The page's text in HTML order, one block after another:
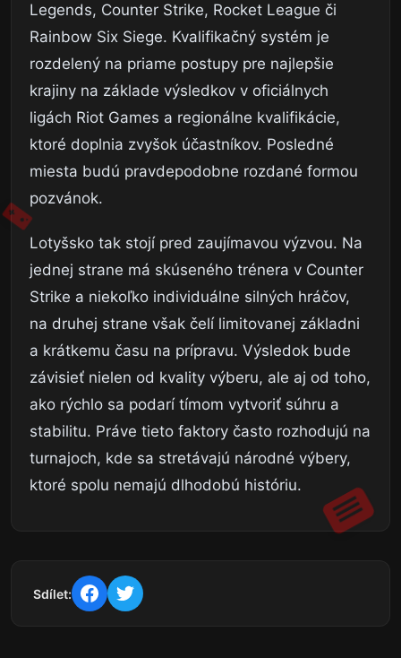
Legends, Counter Strike, Rocket League či
Rainbow Six Siege. Kvalifikačný systém je
rozdelený na priame postupy pre najlepšie
krajiny na základe výsledkov v oficiálnych
ligách Riot Games a regionálne kvalifikácie,
ktoré doplnia zvyšok účastníkov. Posledné
miesta budú pravdepodobne rozdané formou
pozvánok.
Lotyšsko tak stojí pred zaujímavou výzvou. Na
jednej strane má skúseného trénera v Counter
Strike a niekoľko individuálne silných hráčov,
na druhej strane však čelí limitovanej základni
a krátkemu času na prípravu. Výsledok bude
závisieť nielen od kvality výberu, ale aj od toho,
ako rýchlo sa podarí tímom vytvoriť súhru a
stabilitu. Práve tieto faktory často rozhodujú na
turnajoch, kde sa stretávajú národné výbery,
ktoré spolu nemajú dlhodobú históriu.
Sdílet: